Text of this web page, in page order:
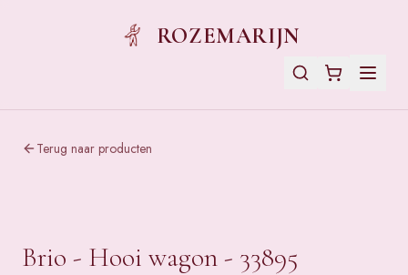
ROZEMARIJN
Terug naar producten
Brio - Hooi wagon - 33895